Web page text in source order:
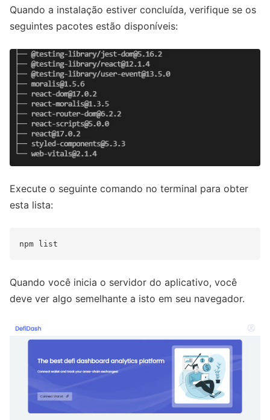
Quando a instalação estiver concluída, verifique se os
seguintes pacotes estão disponíveis:
Execute o seguinte comando no terminal para obter
esta lista:
Quando você inicia o servidor do aplicativo, você
deve ver algo semelhante a isto em seu navegador.